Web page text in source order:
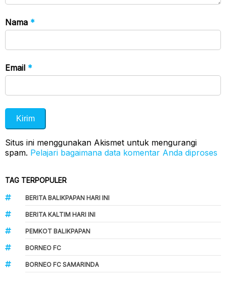
Nama *
Email *
Situs ini menggunakan Akismet untuk mengurangi
spam. Pelajari bagaimana data komentar Anda diproses
TAG TERPOPULER
BERITA BALIKPAPAN HARI INI
BERITA KALTIM HARI INI
PEMKOT BALIKPAPAN
BORNEO FC
BORNEO FC SAMARINDA